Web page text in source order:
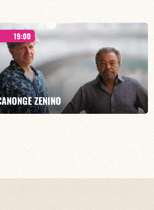
Lauriane Ludosky / TBA
EN SAVOIR PLUS RÉSERVER
19:00
ZENINO